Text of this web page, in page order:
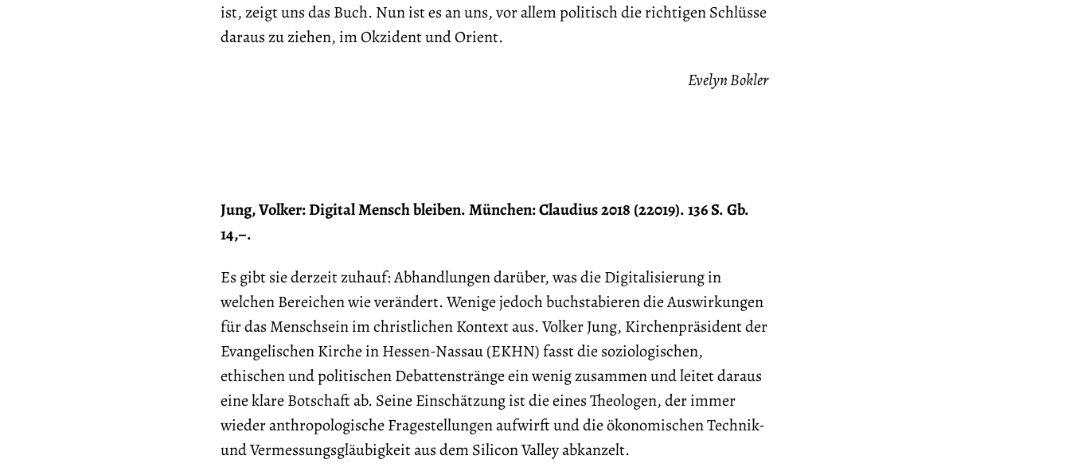
ist, zeigt uns das Buch. Nun ist es an uns, vor allem politisch die richtigen Schlüsse
daraus zu ziehen, im Okzident und Orient.
Evelyn Bokler
Jung, Volker: Digital Mensch bleiben. München: Claudius 2018 (22019). 136 S. Gb.
14,–.
Es gibt sie derzeit zuhauf: Abhandlungen darüber, was die Digitalisierung in
welchen Bereichen wie verändert. Wenige jedoch buchstabieren die Auswirkungen
für das Menschsein im christlichen Kontext aus. Volker Jung, Kirchenpräsident der
Evangelischen Kirche in Hessen-Nassau (EKHN) fasst die soziologischen,
ethischen und politischen Debattenstränge ein wenig zusammen und leitet daraus
eine klare Botschaft ab. Seine Einschätzung ist die eines Theologen, der immer
wieder anthropologische Fragestellungen aufwirft und die ökonomischen Technik-
und Vermessungsgläubigkeit aus dem Silicon Valley abkanzelt.